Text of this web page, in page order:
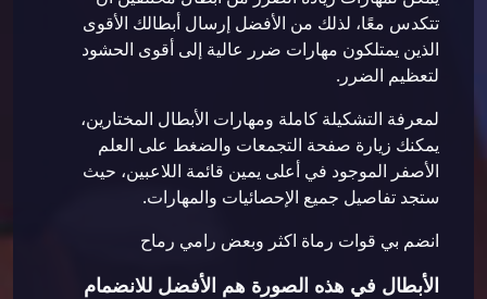
تتكدس معًا، لذلك من الأفضل إرسال أبطالك الأقوى
الذين يمتلكون مهارات ضرر عالية إلى أقوى الحشود
لتعظيم الضرر.
لمعرفة التشكيلة كاملة ومهارات الأبطال المختارين،
يمكنك زيارة صفحة التجمعات والضغط على العلم
الأصفر الموجود في أعلى يمين قائمة اللاعبين، حيث
ستجد تفاصيل جميع الإحصائيات والمهارات.
انضم بي قوات رماة اكثر وبعض رامي رماح
الأبطال في هذه الصورة هم الأفضل للانضمام